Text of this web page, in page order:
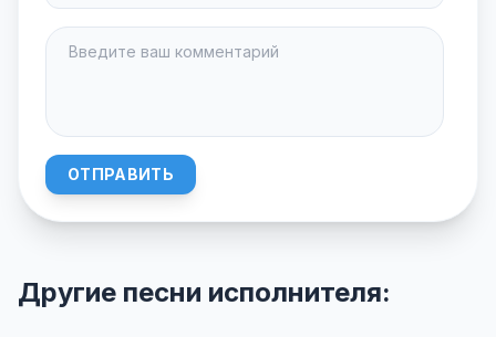
ОТПРАВИТЬ
Другие песни исполнителя: